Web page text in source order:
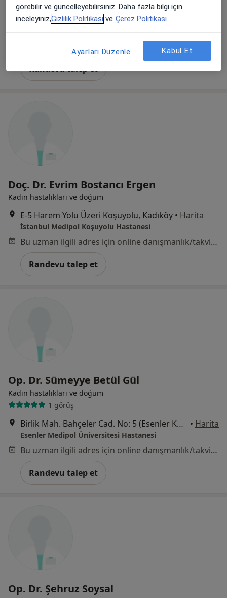
Randevu talep et
Doç. Dr. Evrim Bostancı Ergen
Kadın hastalıkları ve doğum
E-5 Harem Yolu Üzeri Koşuyolu, Kadıköy • Harita
İstanbul Medipol Koşuyolu Hastanesi
Bu uzman ilgili adres için online danışmanlık/takvim sunmuyor.
Randevu talep et
Op. Dr. Sümeyye Betül Gül
Kadın hastalıkları ve doğum
1 görüş
Birlik Mah. Bahçeler Cad. No: 5 (Esenler Kültür Merkezi Karşısı), Esenler • Harita
Esenler Medipol Üniversitesi Hastanesi
Bu uzman ilgili adres için online danışmanlık/takvim sunmuyor.
Randevu talep et
Op. Dr. Şehruz Soysal
görebilir ve güncelleyebilirsiniz. Daha fazla bilgi için
inceleyiniz,Gizlilik Politikası ve Çerez Politikası.
Ayarları Düzenle Kabul Et